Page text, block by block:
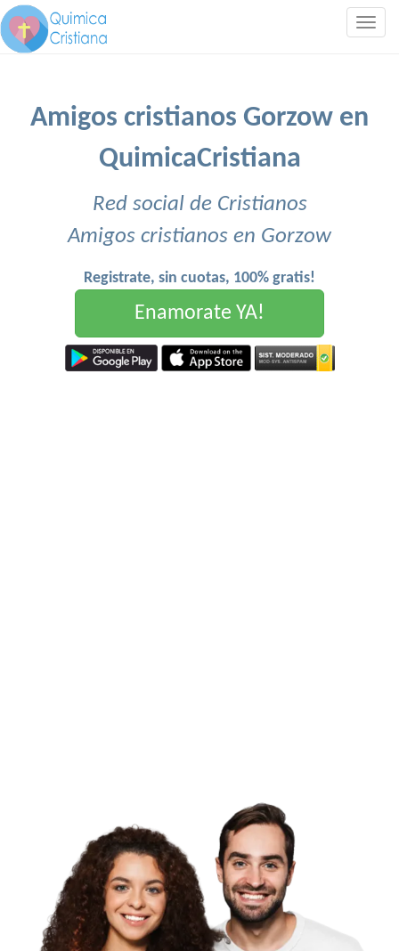
Amigos cristianos Gorzow en
QuimicaCristiana
Red social de Cristianos
Amigos cristianos en Gorzow
Registrate, sin cuotas, 100% gratis!
Enamorate YA!